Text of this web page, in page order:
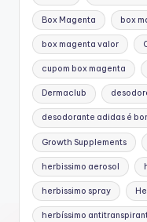
Box Magenta box
box magenta valor
cupom box magenta
Dermaclub
desodorante adidas é
Growth Supplements
herbissimo aerosol
herbissimo spray
herbíssimo